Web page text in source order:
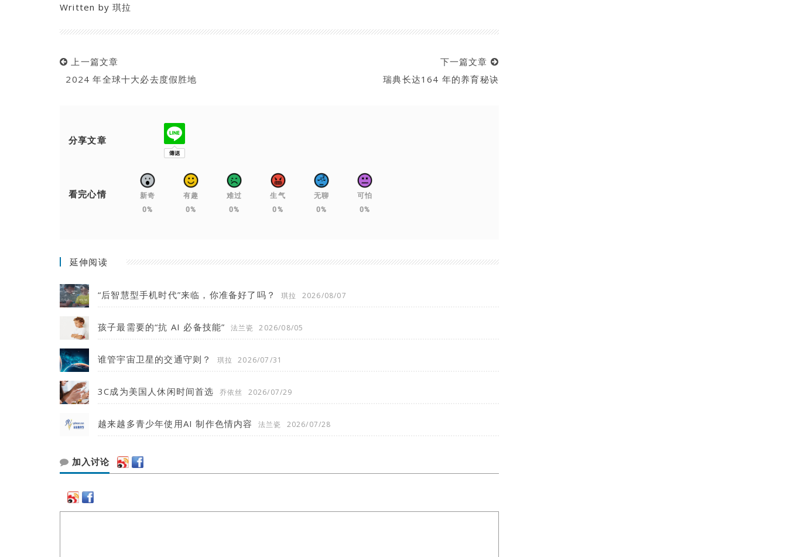
Written by琪拉
上一篇文章
2024 年全球十大必去度假胜地
下一篇文章
瑞典长达164 年的养育秘诀
分享文章
看完心情
新奇
0%
有趣
0%
难过
0%
生气
0%
无聊
0%
可怕
0%
延伸阅读
“后智慧型手机时代”来临，你准备好了吗？ 琪拉 2026/08/07
孩子最需要的“抗 AI 必备技能” 法兰瓷 2026/08/05
谁管宇宙卫星的交通守则？ 琪拉 2026/07/31
3C成为美国人休闲时间首选 乔依丝 2026/07/29
越来越多青少年使用AI 制作色情内容 法兰瓷 2026/07/28
加入讨论